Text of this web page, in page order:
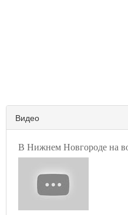
Видео
В Нижнем Новгороде на